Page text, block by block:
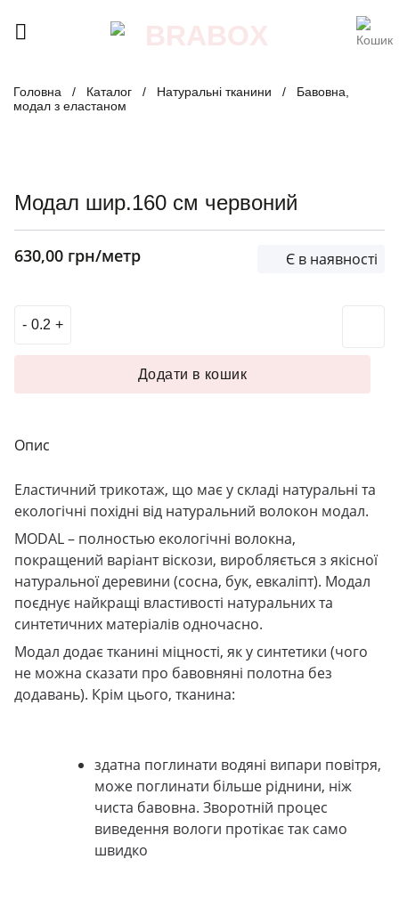
Головна / Каталог / Натуральні тканини /
Бавовна,
модал з еластаном
Модал шир.160 см червоний
630,00 грн/метр Є в наявності
Опис
Еластичний трикотаж, що має у складі натуральні та
екологічні похідні від натуральний волокон модал.
MODAL– полностью екологічні волокна,
покращений варіант віскози, виробляється з якісної
натуральної деревини (сосна, бук, евкаліпт). Модал
поєднує найкращі властивості натуральних та
синтетичних матеріалів одночасно.
Модал додає тканині міцності, як у синтетики (чого
не можна сказати про бавовняні полотна без
додавань). Крім цього, тканина:
здатна поглинати водяні випари повітря,
може поглинати більше ріднини, ніж
чиста бавовна. Зворотній процес
виведення вологи протікає так само
швидко
Модал шир.160 см червоний кількість
Додати в кошик